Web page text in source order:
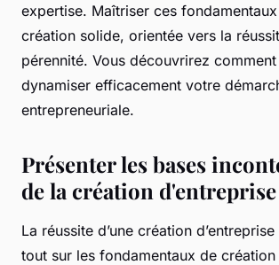
expertise. Maîtriser ces
création solide, orientée vers la
pérennité. Vous découvrirez
dynamiser efficacement votre
entrepreneuriale.
Présenter les bases
de la création
La réussite d’une création
tout sur les fondamentaux de création